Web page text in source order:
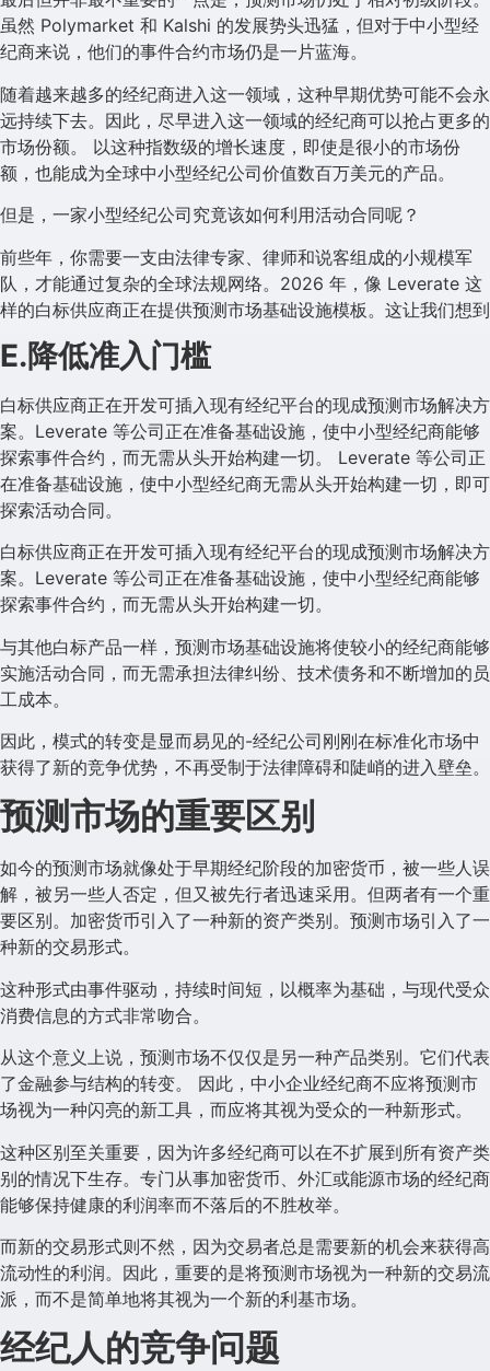
虽然 Polymarket 和 Kalshi 的发展势头迅猛，但对于中小型经
纪商来说，他们的事件合约市场仍是一片蓝海。
随着越来越多的经纪商进入这一领域，这种早期优势可能不会永
远持续下去。因此，尽早进入这一领域的经纪商可以抢占更多的
市场份额。 以这种指数级的增长速度，即使是很小的市场份
额，也能成为全球中小型经纪公司价值数百万美元的产品。
但是，一家小型经纪公司究竟该如何利用活动合同呢？
前些年，你需要一支由法律专家、律师和说客组成的小规模军
队，才能通过复杂的全球法规网络。2026 年，像 Leverate 这
样的白标供应商正在提供预测市场基础设施模板。这让我们想到
E.降低准入门槛
白标供应商正在开发可插入现有经纪平台的现成预测市场解决方
案。Leverate 等公司正在准备基础设施，使中小型经纪商能够
探索事件合约，而无需从头开始构建一切。 Leverate 等公司正
在准备基础设施，使中小型经纪商无需从头开始构建一切，即可
探索活动合同。
白标供应商正在开发可插入现有经纪平台的现成预测市场解决方
案。Leverate 等公司正在准备基础设施，使中小型经纪商能够
探索事件合约，而无需从头开始构建一切。
与其他白标产品一样，预测市场基础设施将使较小的经纪商能够
实施活动合同，而无需承担法律纠纷、技术债务和不断增加的员
工成本。
因此，模式的转变是显而易见的-经纪公司刚刚在标准化市场中
获得了新的竞争优势，不再受制于法律障碍和陡峭的进入壁垒。
预测市场的重要区别
如今的预测市场就像处于早期经纪阶段的加密货币，被一些人误
解，被另一些人否定，但又被先行者迅速采用。但两者有一个重
要区别。加密货币引入了一种新的资产类别。预测市场引入了一
种新的交易形式。
这种形式由事件驱动，持续时间短，以概率为基础，与现代受众
消费信息的方式非常吻合。
从这个意义上说，预测市场不仅仅是另一种产品类别。它们代表
了金融参与结构的转变。 因此，中小企业经纪商不应将预测市
场视为一种闪亮的新工具，而应将其视为受众的一种新形式。
这种区别至关重要，因为许多经纪商可以在不扩展到所有资产类
别的情况下生存。专门从事加密货币、外汇或能源市场的经纪商
能够保持健康的利润率而不落后的不胜枚举。
而新的交易形式则不然，因为交易者总是需要新的机会来获得高
流动性的利润。因此，重要的是将预测市场视为一种新的交易流
派，而不是简单地将其视为一个新的利基市场。
经纪人的竞争问题